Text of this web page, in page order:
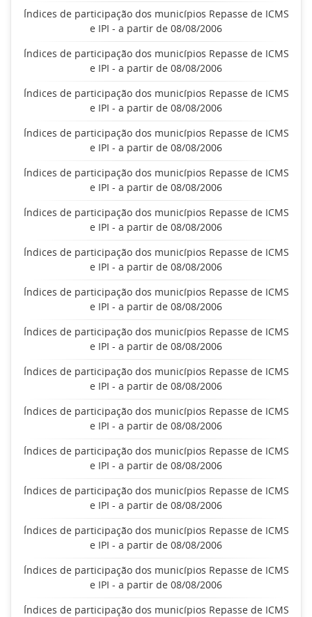
Índices de participação dos municípios Repasse de ICMS
e IPI - a partir de 08/08/2006
Índices de participação dos municípios Repasse de ICMS
e IPI - a partir de 08/08/2006
Índices de participação dos municípios Repasse de ICMS
e IPI - a partir de 08/08/2006
Índices de participação dos municípios Repasse de ICMS
e IPI - a partir de 08/08/2006
Índices de participação dos municípios Repasse de ICMS
e IPI - a partir de 08/08/2006
Índices de participação dos municípios Repasse de ICMS
e IPI - a partir de 08/08/2006
Índices de participação dos municípios Repasse de ICMS
e IPI - a partir de 08/08/2006
Índices de participação dos municípios Repasse de ICMS
e IPI - a partir de 08/08/2006
Índices de participação dos municípios Repasse de ICMS
e IPI - a partir de 08/08/2006
Índices de participação dos municípios Repasse de ICMS
e IPI - a partir de 08/08/2006
Índices de participação dos municípios Repasse de ICMS
e IPI - a partir de 08/08/2006
Índices de participação dos municípios Repasse de ICMS
e IPI - a partir de 08/08/2006
Índices de participação dos municípios Repasse de ICMS
e IPI - a partir de 08/08/2006
Índices de participação dos municípios Repasse de ICMS
e IPI - a partir de 08/08/2006
Índices de participação dos municípios Repasse de ICMS
e IPI - a partir de 08/08/2006
Índices de participação dos municípios Repasse de ICMS